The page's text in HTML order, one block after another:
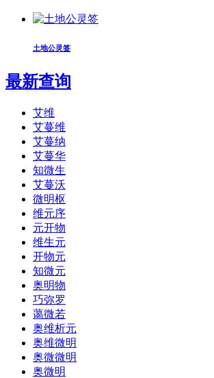
土地公灵签
最新查询
艾维
艾蔓维
艾蔓纳
艾蔓华
知微生
艾蔓沃
微明枢
维元序
元开物
维生元
开物元
知微元
奥明物
巧弥罗
蔼微若
奥维析元
奥维微明
奥微微明
奥微明